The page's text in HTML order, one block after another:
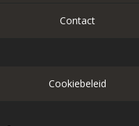
Contact
Cookiebeleid